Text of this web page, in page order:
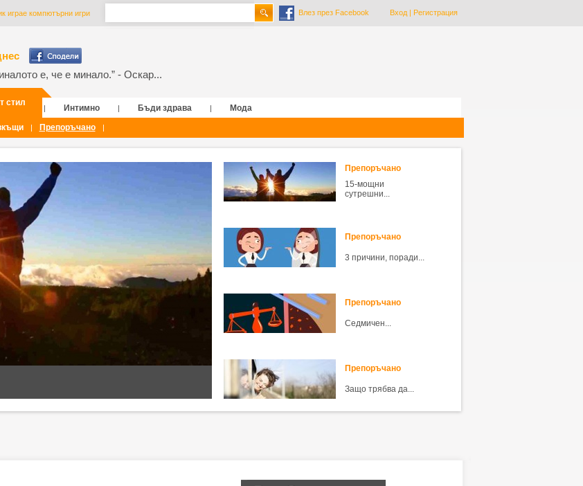
играе компютърни игри Влез през Facebook Вход| Регистрация
е, че е минало.” - Оскар...
стил
| Интимно | Бъди здрава |
Мода
| Препоръчано |
Препоръчано
15-мощни
сутрешни...
Препоръчано
3 причини, поради...
Препоръчано
Седмичен...
Препоръчано
Защо трябва да...